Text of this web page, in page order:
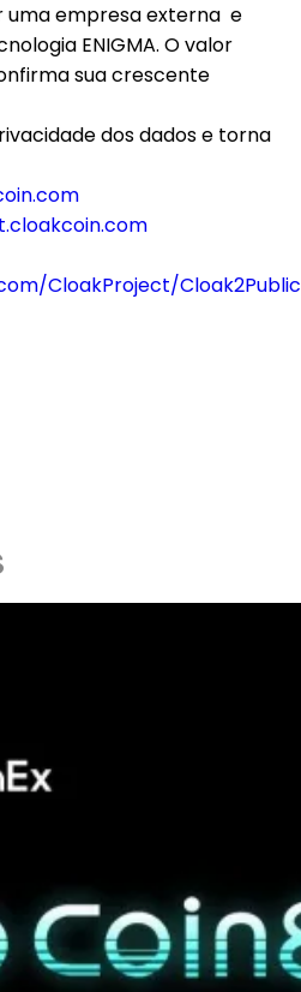
uma empresa externa e
ENIGMA. O valor
sua crescente
dos dados e torna
CloakProject/Cloak2Public